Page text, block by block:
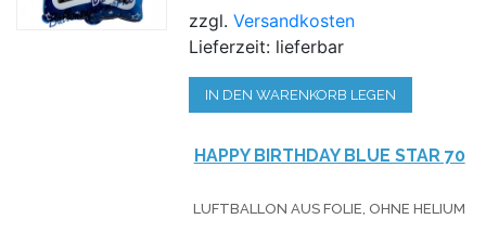
zzgl.Versandkosten
Lieferzeit: lieferbar
IN DEN WARENKORB LEGEN
HAPPY BIRTHDAY BLUE STAR 70
LUFTBALLON AUS FOLIE, OHNE HELIUM